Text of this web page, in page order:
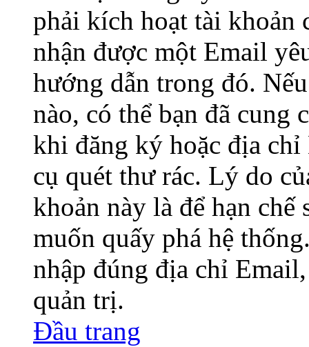
phải kích hoạt tài khoản
nhận được một Email
hướng dẫn trong đó.
nào, có thể bạn đã cung
khi đăng ký hoặc địa
cụ quét thư rác. Lý do
khoản này là để hạn
muốn quấy phá hệ
nhập đúng địa chỉ
quản trị.
Đầu trang